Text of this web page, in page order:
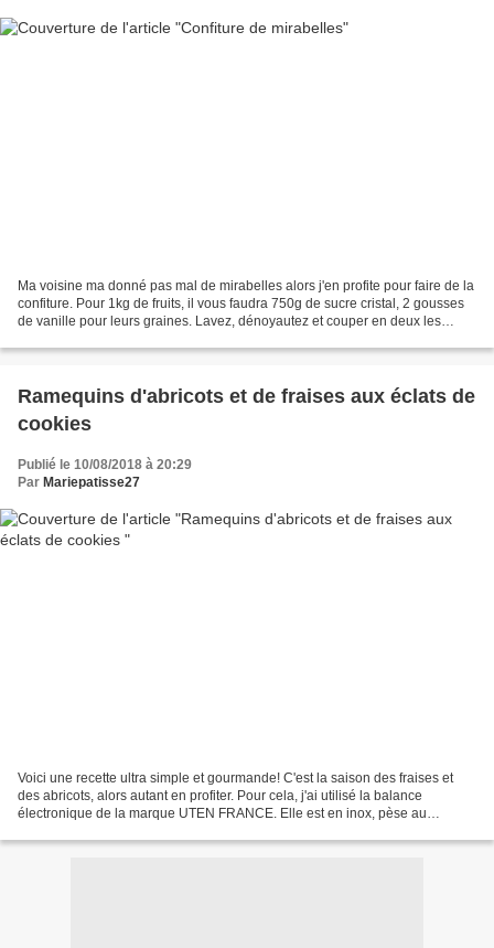
Ma voisine ma donné pas mal de mirabelles alors j'en profite pour faire de la
confiture. Pour 1kg de fruits, il vous faudra 750g de sucre cristal, 2 gousses
de vanille pour leurs graines. Lavez, dénoyautez et couper en deux les
Ramequins d'abricots et de fraises aux éclats de
cookies
Publié le 10/08/2018 à 20:29
Par Mariepatisse27
Voici une recette ultra simple et gourmande! C'est la saison des fraises et
des abricots, alors autant en profiter. Pour cela, j'ai utilisé la balance
électronique de la marque UTEN FRANCE. Elle est en inox, pèse au